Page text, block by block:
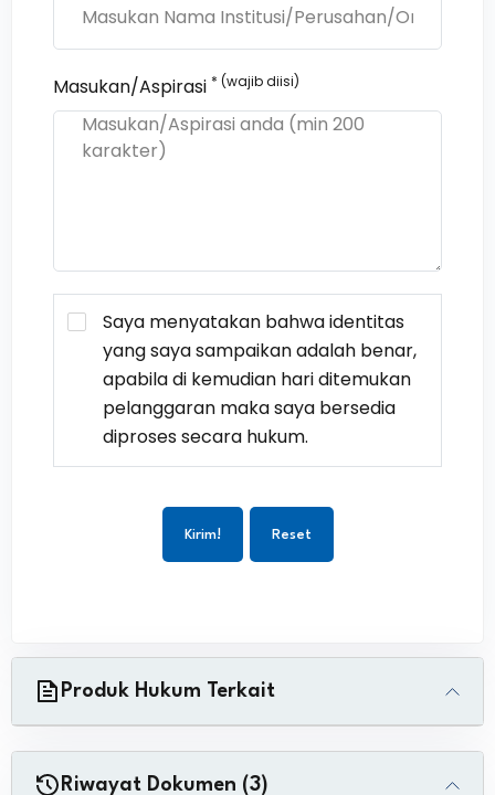
Masukan/Aspirasi * (wajib diisi)
Saya menyatakan bahwa identitas
yang saya sampaikan adalah benar,
apabila di kemudian hari ditemukan
pelanggaran maka saya bersedia
diproses secara hukum.
Kirim! Reset
Produk Hukum Terkait
Riwayat Dokumen (3)